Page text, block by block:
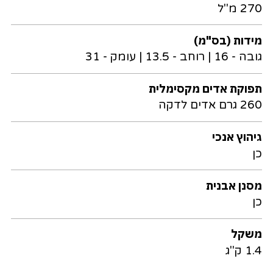
270 מ"ל
מידות (בס"מ)
גובה - 16 | רוחב - 13.5 | עומק - 31
תפוקת אדים מקסימלית
260 גרם אדים לדקה
גיהוץ אנכי
כן
מסנן אבנית
כן
משקל
1.4 ק"ג